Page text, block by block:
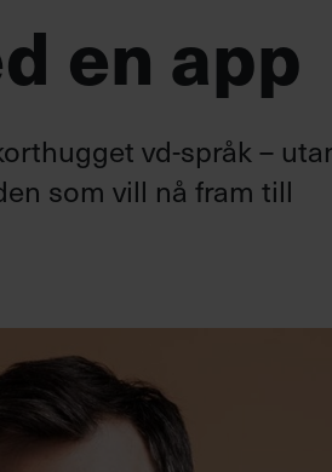
en app
vd-språk –
som vill nå fram till